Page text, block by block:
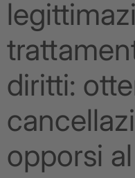
diritti:
opporsi